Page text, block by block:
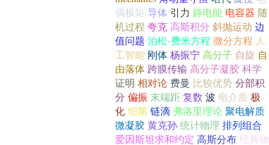
偶极矩 导体 引力 静电能 电容器 随
机过程 夸克 高斯积分 斜抛运动 边
值问题 泊松-费米方程 微分方程 人
工智能 刚体 杨振宁 高分子 自旋 自
由落体 跨膜传输 高分子凝胶 科学
证明 相对论 费曼 比较优势 分部积
分 偏振 末端距 复数 波 电介质 极
化 细菌 链滴 弗洛里理论 聚电解质
微凝胶 黄克孙 统计物理 排列组合
爱因斯坦求和约定 高斯分布 经典物